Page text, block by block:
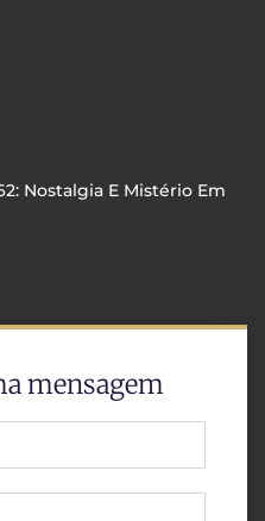
Nostalgia E Mistério Em
mensagem